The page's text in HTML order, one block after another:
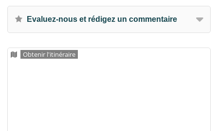
Evaluez-nous et rédigez un commentaire
Obtenir l'itinéraire